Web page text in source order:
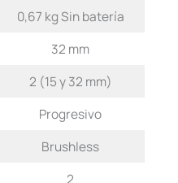
0,67 kg Sin batería
32 mm
2 (15 y 32 mm)
Progresivo
Brushless
2